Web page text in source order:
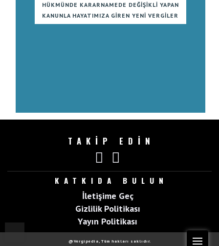
HÜKMÜNDE KARARNAMEDE DEĞIŞIKLI YAPAN
KANUNLA HAYATIMIZA GIREN YENI VERGILER
TAKİP EDİN
KATKIDA BULUN
İletişime Geç
Gizlilik Politikası
Yayın Politikası
@Vergipedia, Tüm hakları saklıdır.